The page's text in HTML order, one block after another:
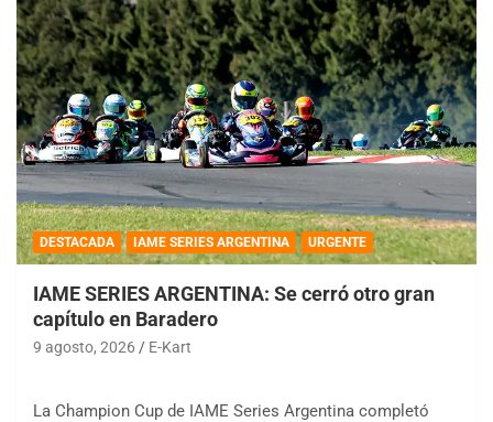
DESTACADA IAME SERIES ARGENTINA URGENTE
IAME SERIES ARGENTINA: Se cerró otro gran
capítulo en Baradero
9 agosto, 2026 E-Kart
La Champion Cup de IAME Series Argentina completó